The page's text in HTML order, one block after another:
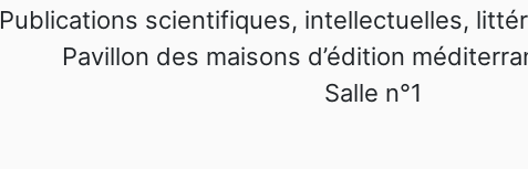
Publications scientifiques, intellectuelles,
Pavillon des maisons d’édition
Salle n°1